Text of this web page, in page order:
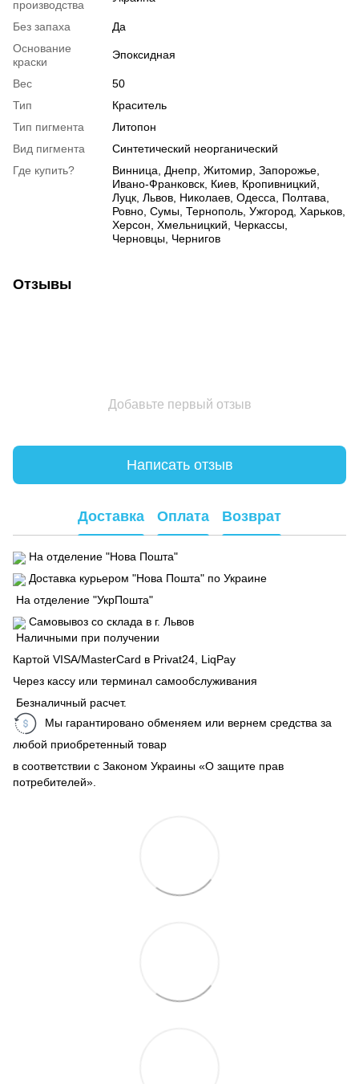
производства
Без запаха
Да
Основание
краски
Эпоксидная
Вес
50
Тип
Краситель
Тип пигмента
Литопон
Вид пигмента
Синтетический неорганический
Где купить?
Винница, Днепр, Житомир, Запорожье,
Ивано-Франковск, Киев, Кропивницкий,
Луцк, Львов, Николаев, Одесса, Полтава,
Ровно, Сумы, Тернополь, Ужгород, Харьков,
Херсон, Хмельницкий, Черкассы,
Черновцы, Чернигов
Отзывы
Добавьте первый отзыв
Написать отзыв
Доставка Оплата Возврат
На отделение "Нова Пошта"
Доставка курьером "Нова Пошта" по Украине
На отделение "УкрПошта"
Самовывоз со склада в г. Львов
Наличными при получении
Картой VISA/MasterCard в Рrivat24, LiqPay
Через кассу или терминал самообслуживания
Безналичный расчет.
Мы гарантировано обменяем или вернем средства за
любой приобретенный товар
в соответствии с Законом Украины «О защите прав
потребителей».